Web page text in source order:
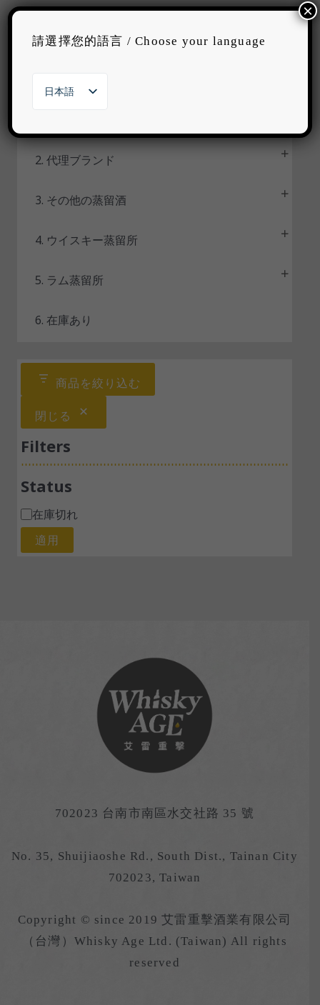
►カタログトップページ
2. 代理ブランド
3. その他の蒸留酒
4. ウイスキー蒸留所
5. ラム蒸留所
6. 在庫あり
商品を絞り込む
閉じる
Filters
Status
在庫切れ
適用
702023 台南市南區水交社路 35 號
No. 35, Shuijiaoshe Rd., South Dist., Tainan City
702023, Taiwan
Copyright © since 2019 艾雷重擊酒業有限公司
（台灣）Whisky Age Ltd. (Taiwan) All rights
reserved
請選擇您的語言 / Choose your language
日本語
繁體中文
한국어
×